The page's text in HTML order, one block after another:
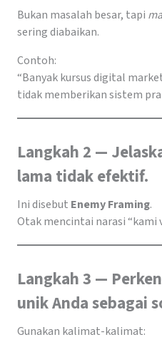
Bukan masalah besar, tapi
sering diabaikan.
Contoh:
“Banyak kursus digital
tidak memberikan sistem
Langkah 2 —
lama tidak efektif.
Ini disebut Enemy Framing.
Otak mencintai narasi “kami
Langkah 3 —
unik Anda sebagai
Gunakan kalimat-kalimat: